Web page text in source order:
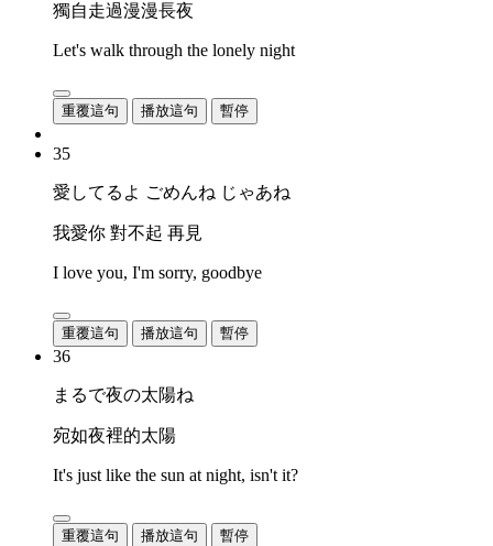
獨自走過漫漫長夜
Let's walk through the lonely night
重覆這句 播放這句 暫停
35
愛してるよ ごめんね じゃあね
我愛你 對不起 再見
I love you, I'm sorry, goodbye
重覆這句 播放這句 暫停
36
まるで夜の太陽ね
宛如夜裡的太陽
It's just like the sun at night, isn't it?
重覆這句 播放這句 暫停